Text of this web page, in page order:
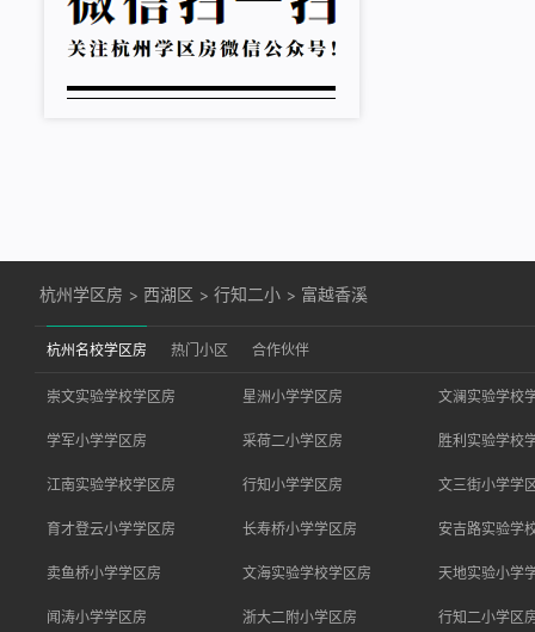
杭州学区房 > 西湖区 >行知二小 > 富越香溪
杭州名校学区房 热门小区 合作伙伴
崇文实验学校学区房 星洲小学学区房 文澜实验学校
学军小学学区房 采荷二小学区房 胜利实验学校
江南实验学校学区房 行知小学学区房 文三街小学学
育才登云小学学区房 长寿桥小学学区房 安吉路实验学
卖鱼桥小学学区房 文海实验学校学区房 天地实验小学
闻涛小学学区房 浙大二附小学区房 行知二小学区